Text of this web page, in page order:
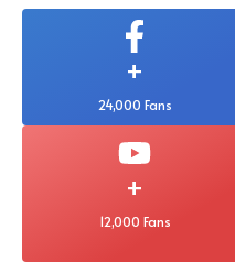
+
24,000 Fans
+
12,000 Fans